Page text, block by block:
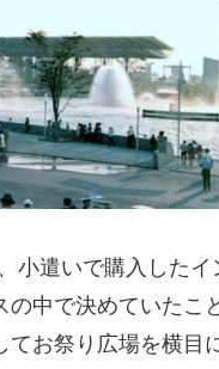
遣いで購入したイ
中で決めていたこ
お祭り広場を横目